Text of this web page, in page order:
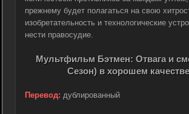
прежнему будет полагаться на свою
изобретательность и технологические
нести правосудие.
Мультфильм Бэтмен: Отвага и
Сезон) в хорошем
Перевод: дублированный